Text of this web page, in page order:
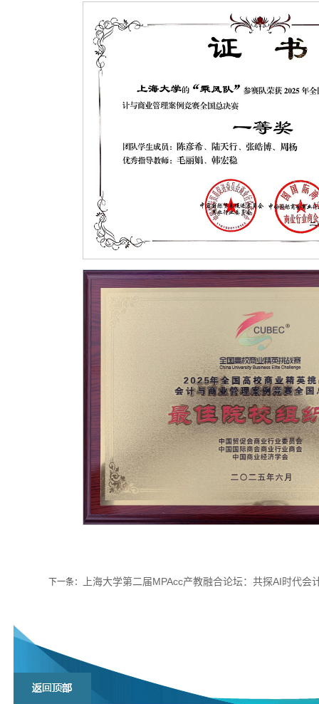
下一条： 上海大学第二届MPAcc产教融合论坛：共探AI时代会